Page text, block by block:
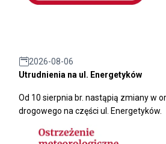
2026-08-06
Utrudnienia na ul. Energetyków
Od 10 sierpnia br. nastąpią zmiany w
drogowego na części ul. Energetyków.